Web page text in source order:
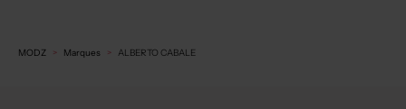
MODZ Marques ALBERTO CABALE